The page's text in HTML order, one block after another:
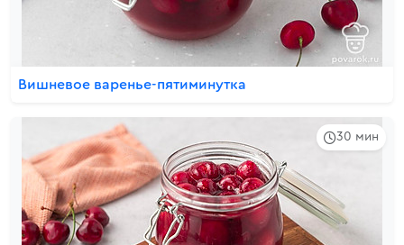
Вишневое варенье-пятиминутка
30 мин